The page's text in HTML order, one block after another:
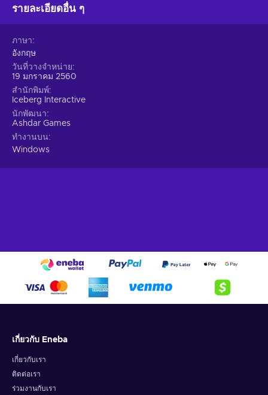
รายละเอียดอื่น ๆ
ภาษา
อังกฤษ
วันที่วางจำหน่าย
19 มกราคม 2560
สำนักพิมพ์
Iceberg Interactive
นักพัฒนา
Ashdar Games
ทำงานบน
Windows
เกี่ยวกับ Eneba
เกี่ยวกับเรา
ติดต่อเรา
ร่วมงานกับเรา